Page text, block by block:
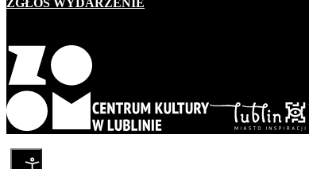
ZGŁOŚ WYDARZENIE